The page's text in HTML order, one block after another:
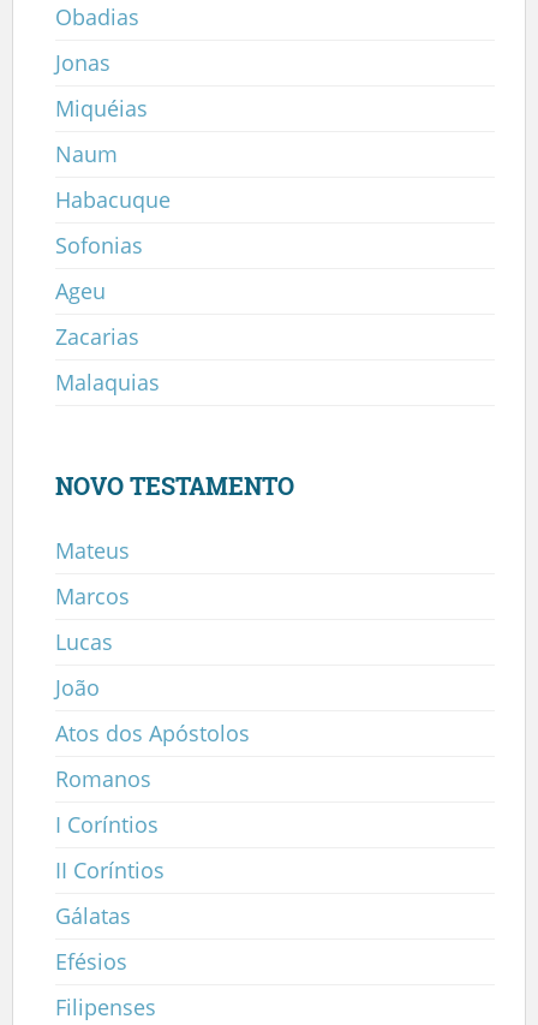
Obadias
Jonas
Miquéias
Naum
Habacuque
Sofonias
Ageu
Zacarias
Malaquias
NOVO TESTAMENTO
Mateus
Marcos
Lucas
João
Atos dos Apóstolos
Romanos
I Coríntios
II Coríntios
Gálatas
Efésios
Filipenses